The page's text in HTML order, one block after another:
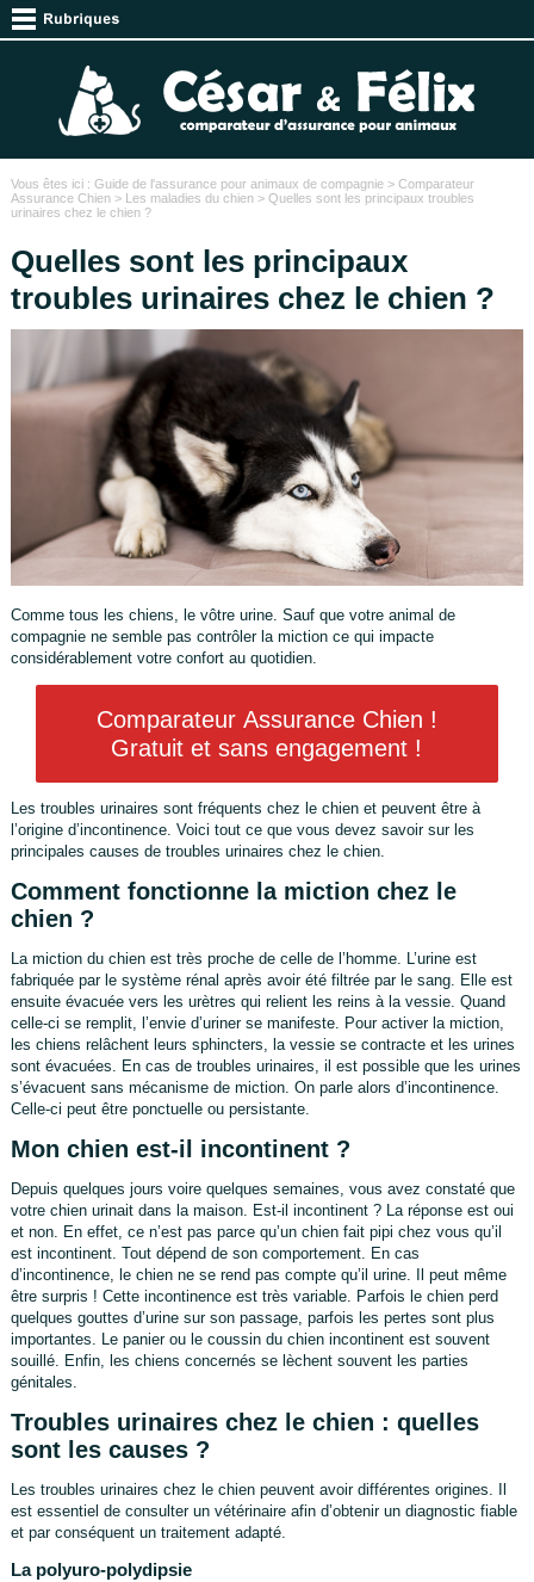
Vous êtes ici : Guide de l'assurance pour animaux de compagnie> Comparateur
Assurance Chien> Les maladies du chien> Quelles sont les principaux troubles
urinaires chez le chien ?
Quelles sont les principaux
troubles urinaires chez le chien ?
Comme tous les chiens, le vôtre urine. Sauf que votre animal de
compagnie ne semble pas contrôler la miction ce qui impacte
considérablement votre confort au quotidien.
Comparateur Assurance Chien !
Gratuit et sans engagement !
Les troubles urinaires sont fréquents chez le chien et peuvent être à
l’origine d’incontinence. Voici tout ce que vous devez savoir sur les
principales causes de troubles urinaires chez le chien.
Comment fonctionne la miction chez le
chien ?
La miction du chien est très proche de celle de l’homme. L’urine est
fabriquée par le système rénal après avoir été filtrée par le sang. Elle est
ensuite évacuée vers les urètres qui relient les reins à la vessie. Quand
celle-ci se remplit, l’envie d’uriner se manifeste. Pour activer la miction,
les chiens relâchent leurs sphincters, la vessie se contracte et les urines
sont évacuées. En cas de troubles urinaires, il est possible que les urines
s’évacuent sans mécanisme de miction. On parle alors d’incontinence.
Celle-ci peut être ponctuelle ou persistante.
Mon chien est-il incontinent ?
Depuis quelques jours voire quelques semaines, vous avez constaté que
votre chien urinait dans la maison. Est-il incontinent ? La réponse est oui
et non. En effet, ce n’est pas parce qu’un chien fait pipi chez vous qu’il
est incontinent. Tout dépend de son comportement. En cas
d’incontinence, le chien ne se rend pas compte qu’il urine. Il peut même
être surpris ! Cette incontinence est très variable. Parfois le chien perd
quelques gouttes d’urine sur son passage, parfois les pertes sont plus
importantes. Le panier ou le coussin du chien incontinent est souvent
souillé. Enfin, les chiens concernés se lèchent souvent les parties
génitales.
Troubles urinaires chez le chien : quelles
sont les causes ?
Les troubles urinaires chez le chien peuvent avoir différentes origines. Il
est essentiel de consulter un vétérinaire afin d’obtenir un diagnostic fiable
et par conséquent un traitement adapté.
La polyuro-polydipsie